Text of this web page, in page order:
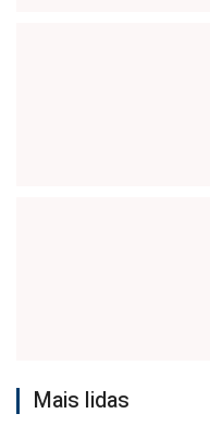
Mais lidas